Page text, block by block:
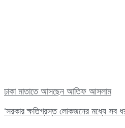
ঢাকা মাতাতে আসছেন আতিফ আসলাম
‘সরকার ক্ষতিগ্রস্ত লোকজনের মধ্যে সব